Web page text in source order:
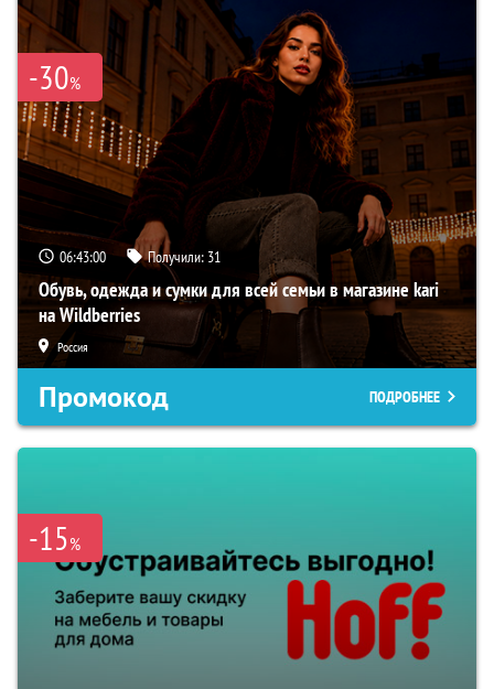
-30%
06:42:59 Получили: 31
Обувь, одежда и сумки для всей семьи в магазине kari
на Wildberries
Россия
Промокод ПОДРОБНЕЕ
-15%